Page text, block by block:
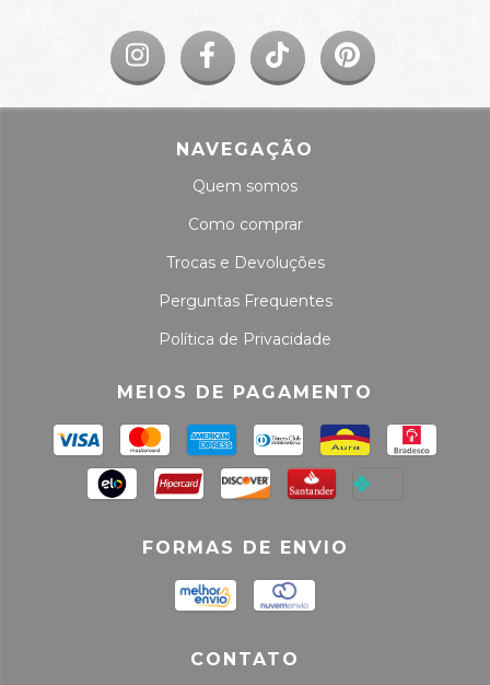
NAVEGAÇÃO
Quem somos
Como comprar
Trocas e Devoluções
Perguntas Frequentes
Política de Privacidade
MEIOS DE PAGAMENTO
FORMAS DE ENVIO
CONTATO